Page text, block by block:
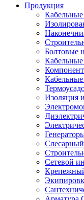
Продукция
Болтовые
Изоляция
Сетевой